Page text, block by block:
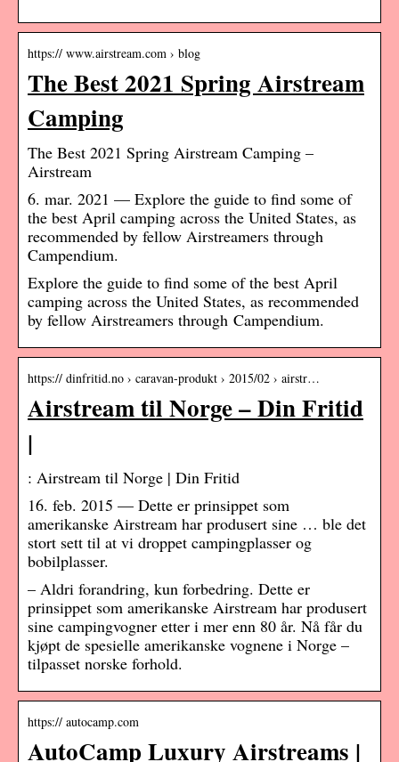
https:// www.airstream.com › blog
The Best 2021 Spring Airstream
Camping
The Best 2021 Spring Airstream Camping –
Airstream
6. mar. 2021 — Explore the guide to find some of
the best April camping across the United States, as
recommended by fellow Airstreamers through
Campendium.
Explore the guide to find some of the best April
camping across the United States, as recommended
by fellow Airstreamers through Campendium.
https:// dinfritid.no › caravan-produkt › 2015/02 › airstr…
Airstream til Norge – Din Fritid
|
: Airstream til Norge | Din Fritid
16. feb. 2015 — Dette er prinsippet som
amerikanske Airstream har produsert sine … ble det
stort sett til at vi droppet campingplasser og
bobilplasser.
– Aldri forandring, kun forbedring. Dette er
prinsippet som amerikanske Airstream har produsert
sine campingvogner etter i mer enn 80 år. Nå får du
kjøpt de spesielle amerikanske vognene i Norge –
tilpasset norske forhold.
https:// autocamp.com
AutoCamp Luxury Airstreams |